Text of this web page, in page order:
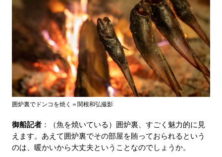
囲炉裏でドンコを焼く＝関根和弘撮影
御船記者：（魚を焼いている）囲炉裏、すごく魅力的に見
えます。あえて囲炉裏でその部屋を賄っておられるという
のは、暖かいから大丈夫ということなのでしょうか。